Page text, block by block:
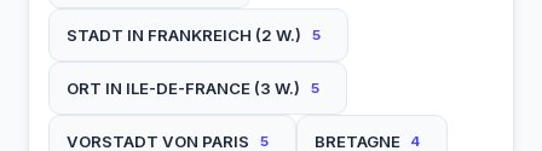
STADT IN FRANKREICH (2 W.) 5
ORT IN ILE-DE-FRANCE (3 W.) 5
VORSTADT VON PARIS 5 BRETAGNE 4